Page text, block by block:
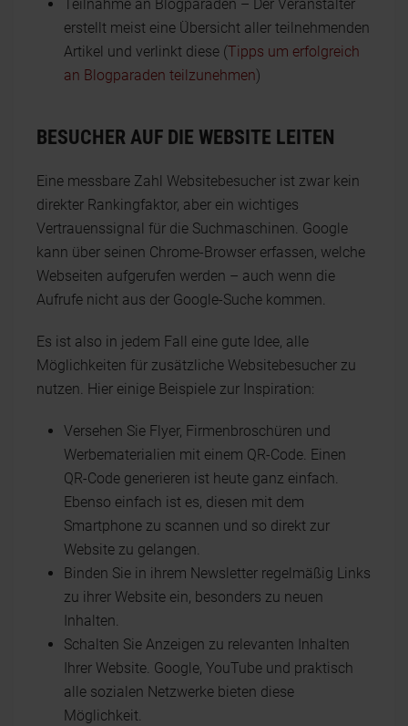
Teilnahme an Blogparaden – Der Veranstalter
erstellt meist eine Übersicht aller teilnehmenden
Artikel und verlinkt diese (Tipps um erfolgreich
an Blogparaden teilzunehmen)
BESUCHER AUF DIE WEBSITE LEITEN
Eine messbare Zahl Websitebesucher ist zwar kein
direkter Rankingfaktor, aber ein wichtiges
Vertrauenssignal für die Suchmaschinen. Google
kann über seinen Chrome-Browser erfassen, welche
Webseiten aufgerufen werden – auch wenn die
Aufrufe nicht aus der Google-Suche kommen.
Es ist also in jedem Fall eine gute Idee, alle
Möglichkeiten für zusätzliche Websitebesucher zu
nutzen. Hier einige Beispiele zur Inspiration:
Versehen Sie Flyer, Firmenbroschüren und
Werbematerialien mit einem QR-Code. Einen
QR-Code generieren ist heute ganz einfach.
Ebenso einfach ist es, diesen mit dem
Smartphone zu scannen und so direkt zur
Website zu gelangen.
Binden Sie in ihrem Newsletter regelmäßig Links
zu ihrer Website ein, besonders zu neuen
Inhalten.
Schalten Sie Anzeigen zu relevanten Inhalten
Ihrer Website. Google, YouTube und praktisch
alle sozialen Netzwerke bieten diese
Möglichkeit.